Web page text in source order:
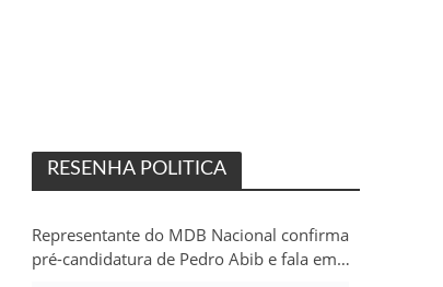
RESENHA POLITICA
Representante do MDB Nacional confirma
pré-candidatura de Pedro Abib e fala em